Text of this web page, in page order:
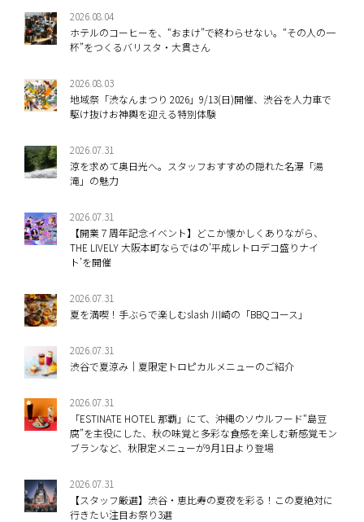
2026.08.04
ホテルのコーヒーを、“おまけ”で終わらせない。“その人の一
杯”をつくるバリスタ・大貫さん
2026.08.03
地域祭「渋なんまつり 2026」9/13(日)開催、渋谷を人力車で
駆け抜けお神輿を迎える特別体験
2026.07.31
涼を求めて奥日光へ。スタッフおすすめの隠れた名瀑「湯
滝」の魅力
2026.07.31
【開業７周年記念イベント】どこか懐かしくありながら、
THE LIVELY 大阪本町ならではの’平成レトロデコ盛りナイ
ト’を開催
2026.07.31
夏を満喫！手ぶらで楽しむslash 川崎の「BBQコース」
2026.07.31
渋谷で夏涼み｜夏限定トロピカルメニューのご紹介
2026.07.31
「ESTINATE HOTEL 那覇」にて、沖縄のソウルフード“島豆
腐”を主役にした、秋の味覚と多彩な食感を楽しむ新感覚モン
ブランなど、秋限定メニューが9月1日より登場
2026.07.31
【スタッフ厳選】渋谷・恵比寿の夏夜を彩る！この夏絶対に
行きたい注目お祭り3選